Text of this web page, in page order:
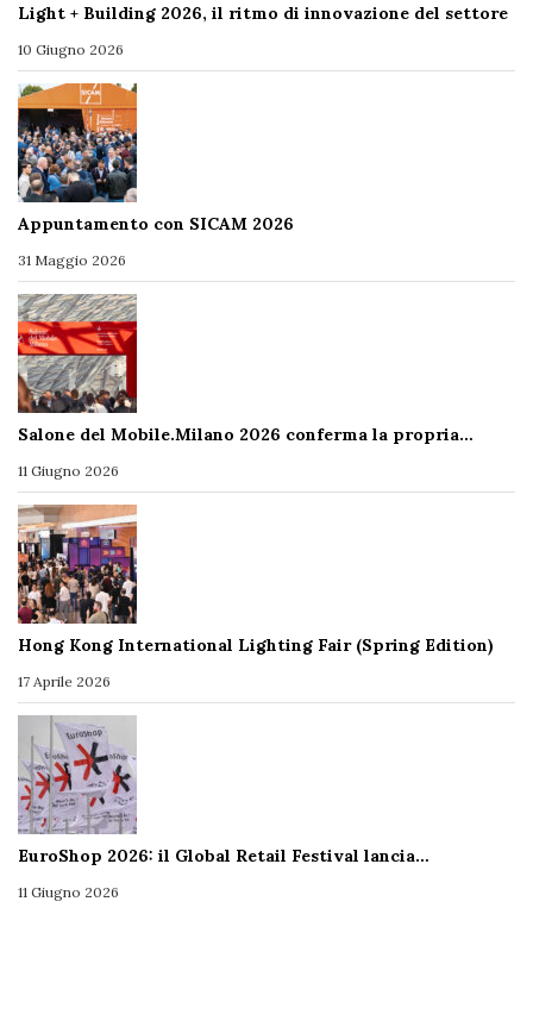
Light + Building 2026, il ritmo di innovazione del settore
10 Giugno 2026
Appuntamento con SICAM 2026
31 Maggio 2026
Salone del Mobile.Milano 2026 conferma la propria…
11 Giugno 2026
Hong Kong International Lighting Fair (Spring Edition)
17 Aprile 2026
EuroShop 2026: il Global Retail Festival lancia…
11 Giugno 2026